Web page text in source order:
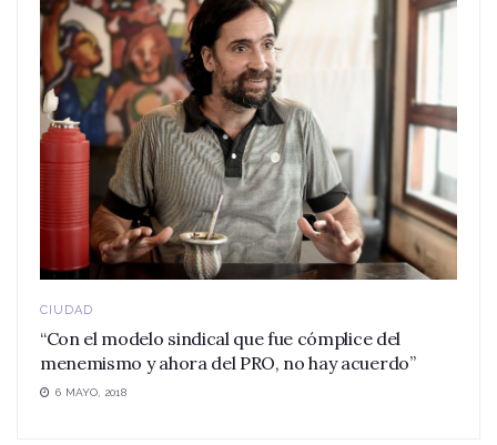
CIUDAD
“Con el modelo sindical que fue cómplice del
menemismo y ahora del PRO, no hay acuerdo”
6 MAYO, 2018